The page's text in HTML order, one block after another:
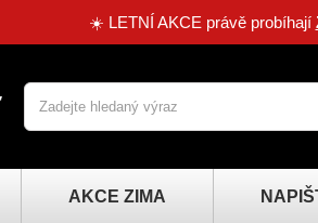
☀️ LETNÍ AKCE právě probíhají
AKCE ZIMA